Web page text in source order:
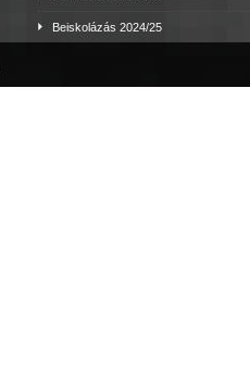
Beiskolázás 2024/25